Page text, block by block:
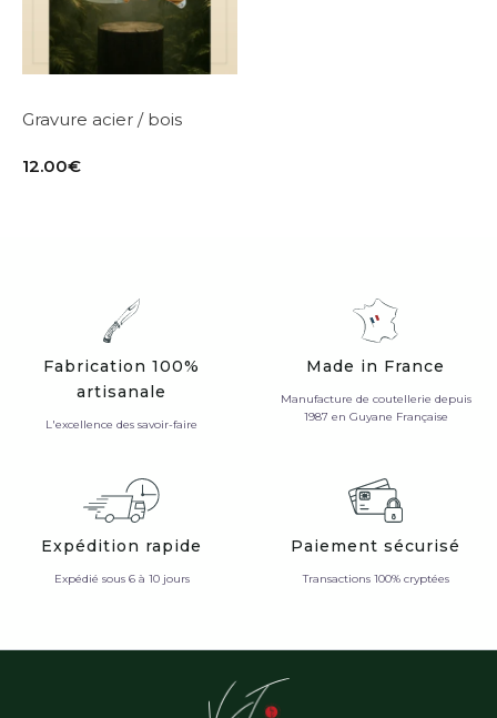
Gravure acier / bois
12.00€
Fabrication 100%
artisanale
L'excellence des savoir-faire
Made in France
Manufacture de coutellerie depuis
1987 en Guyane Française
Expédition rapide
Expédié sous 6 à 10 jours
Paiement sécurisé
Transactions 100% cryptées